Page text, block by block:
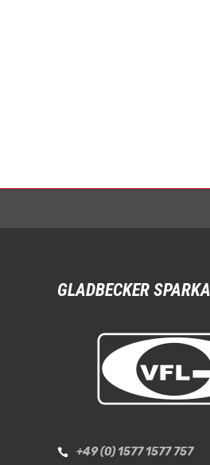
GLADBECKER
 +49 (0) 1577 1577 757